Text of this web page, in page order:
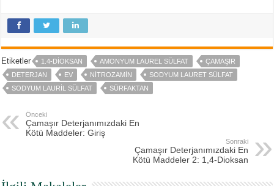
Etiketler 1.4-DIOKSAN AMONYUM LAUREL SÜLFAT
ÇAMAŞIR
DETERJAN
EV NITROZAMIN
SODYUM LAURET SÜLFAT
SODYUM LAURIL SÜLFAT
SÜRFAKTAN
Önceki
Çamaşır Deterjanımızdaki En
Kötü Maddeler: Giriş
Sonraki
Çamaşır Deterjanımızdaki En
Kötü Maddeler 2: 1,4-Dioksan